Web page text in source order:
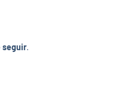
seguir.